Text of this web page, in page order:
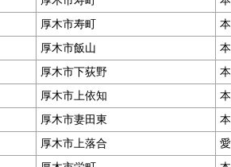
厚木市寿町
厚木市飯山
厚木市下荻野
厚木市上依知
厚木市妻田東
厚木市上落合